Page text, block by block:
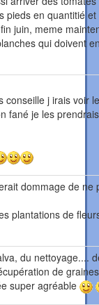
pieds en quantitié et
juin, meme
qui doivent
conseille j irais voir
fané je les
dommage de ne
plantations de
du nettoyage....
de
super agréable